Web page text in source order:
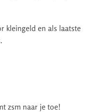
kleingeld en als laatste
zsm naar je toe!